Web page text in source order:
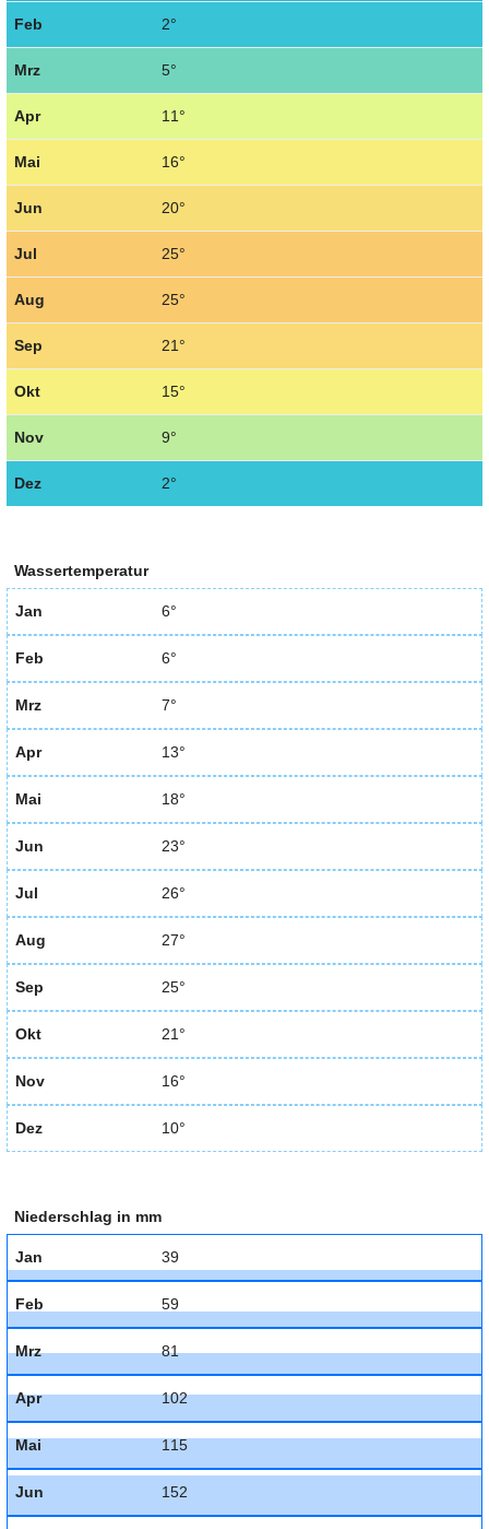
Feb 2°
Mrz 5°
Apr 11°
Mai 16°
Jun 20°
Jul 25°
Aug 25°
Sep 21°
Okt 15°
Nov 9°
Dez 2°
Wassertemperatur
Jan 6°
Feb 6°
Mrz 7°
Apr 13°
Mai 18°
Jun 23°
Jul 26°
Aug 27°
Sep 25°
Okt 21°
Nov 16°
Dez 10°
Niederschlag in mm
Jan 39
Feb 59
Mrz 81
Apr 102
Mai 115
Jun 152